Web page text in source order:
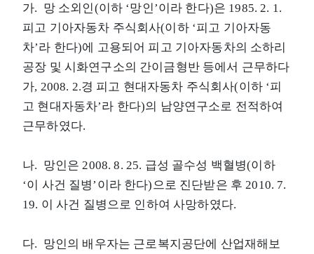
가. 망 소외인(이하 ‘망인’이라 한다)은 1985. 2. 1.
피고 기아자동차 주식회사(이하 ‘피고 기아자동
차’라 한다)에 고용되어 피고 기아자동차의 소하리
공장 및 시화연구소의 간이금형반 등에서 근무하다
가, 2008. 2.경 피고 현대자동차 주식회사(이하 ‘피
고 현대자동차’라 한다)의 남양연구소로 전적하여
근무하였다.
나. 망인은 2008. 8. 25. 급성 골수성 백혈병(이하
‘이 사건 질병’이라 한다)으로 진단받은 후 2010. 7.
19. 이 사건 질병으로 인하여 사망하였다.
다. 망인의 배우자는 근로복지공단에 산업재해보